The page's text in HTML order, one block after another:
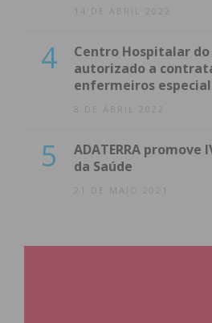
14 DE ABRIL 2022
4
Centro Hospitalar do
autorizado a
enfermeiros
8 DE ABRIL 2022
5
ADATERRA promove
da Saúde
21 DE MAIO 2021